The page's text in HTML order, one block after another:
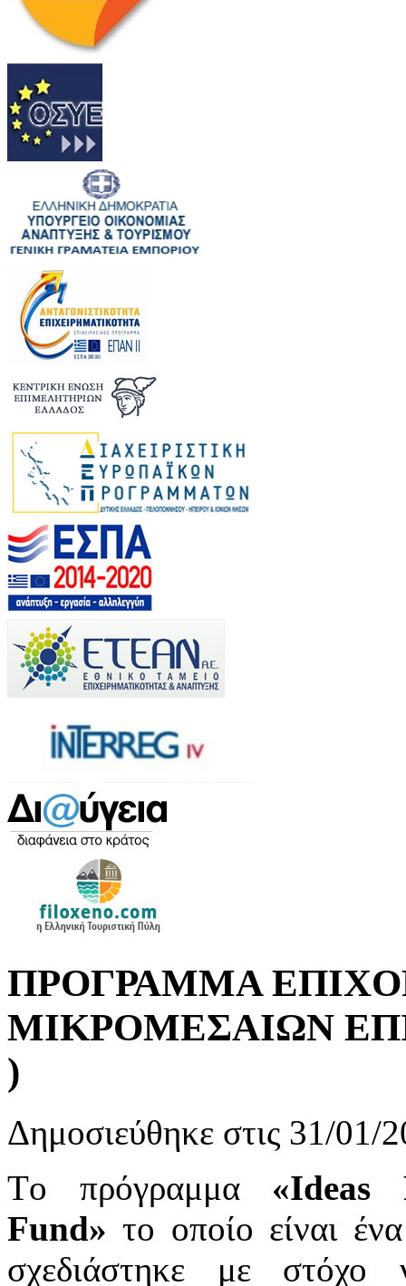
ΠΡΟΓΡΑΜΜΑ
ΜΙΚΡΟΜΕΣΑΙΩΝ
)
Δημοσιεύθηκε στις 31/01/
Tο πρόγραμμα «Ideas
Fund» το οποίο είναι
σχεδιάστηκε με